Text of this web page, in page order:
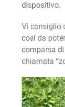
dispositivo.
Vi consiglio
così da
comparsa
chiamata